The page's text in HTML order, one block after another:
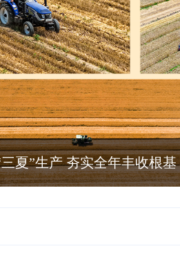
夏”生产 夯实全年丰收根基